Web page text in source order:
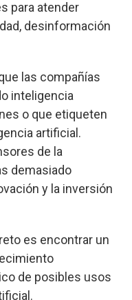
para atender
desinformación
las compañías
inteligencia
o que etiqueten
artificial.
de la
demasiado
y la inversión
es encontrar un
de posibles usos